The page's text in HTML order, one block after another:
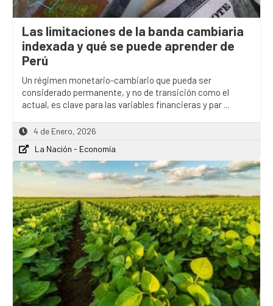
Las limitaciones de la banda cambiaria
indexada y qué se puede aprender de
Perú
Un régimen monetario-cambiario que pueda ser
considerado permanente, y no de transición como el
actual, es clave para las variables financieras y par ...
4 de Enero, 2026
La Nación - Economía